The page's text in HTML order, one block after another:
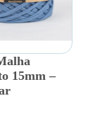
15mm –